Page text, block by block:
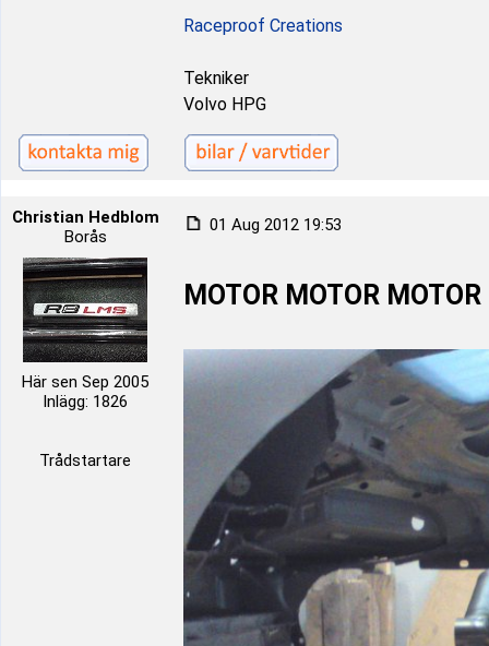
Raceproof Creations
Tekniker
Volvo HPG
Christian Hedblom
Borås
Här sen Sep 2005
Inlägg: 1826
Trådstartare
01 Aug 2012 19:53
MOTOR MOTOR MOTOR